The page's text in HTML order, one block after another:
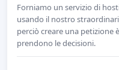
Forniamo un servizio di
usando il nostro
perciò creare una
prendono le decisioni.